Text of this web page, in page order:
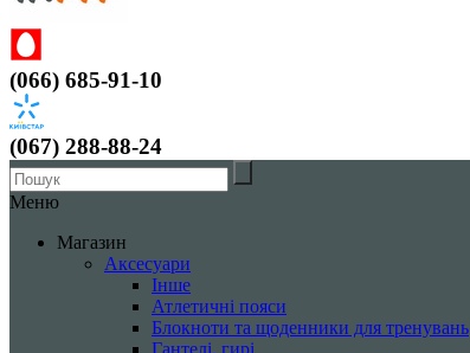
(066) 685-91-10
(067) 288-88-24
Меню
Магазин
Аксесуари
Інше
Атлетичні пояси
Блокноти та щоденники для тренувань
Гантелі, гирі